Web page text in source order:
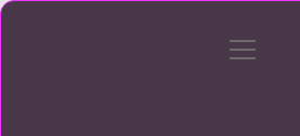
menüyü